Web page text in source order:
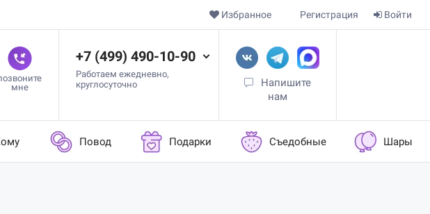
Войти
Регистрация
Избранное
мне
+7 (499) 490-10-90
Работаем ежедневно,
круглосуточно
Напишите
нам
Повод Подарки Съедобные Шары